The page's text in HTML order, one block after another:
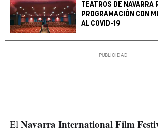
TEATROS DE NAVARRA
PROGRAMACIÓN CON
AL COVID-19
El Navarra International Film